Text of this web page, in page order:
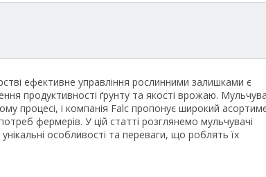
ефективне управління рослинними залишками є
продуктивності ґрунту та якості врожаю.
процесі, і компанія Falc пропонує широкий
фермерів. У цій статті розглянемо мульчувачі
особливості та переваги, що роблять їх